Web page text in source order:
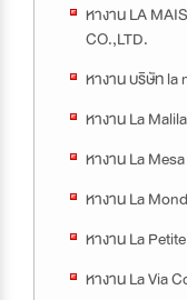
หางาน LA
CO.,LTD.
หางาน บริษัท la
หางาน La
หางาน La
หางาน La
หางาน La
หางาน La Via